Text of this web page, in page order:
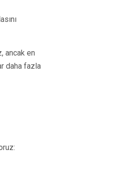
ancak en
daha fazla